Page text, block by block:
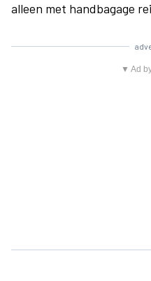
alleen met handbagage
▼ Ad